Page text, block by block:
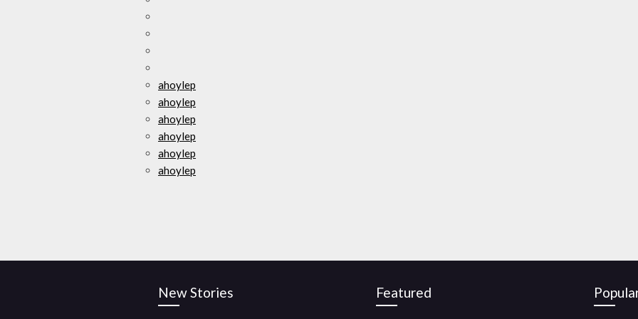
ahoylep
ahoylep
ahoylep
ahoylep
ahoylep
ahoylep
New Stories Featured